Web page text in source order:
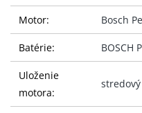
Motor: Bosch
Batérie: BOSCH
Uloženie
motora:
stredový